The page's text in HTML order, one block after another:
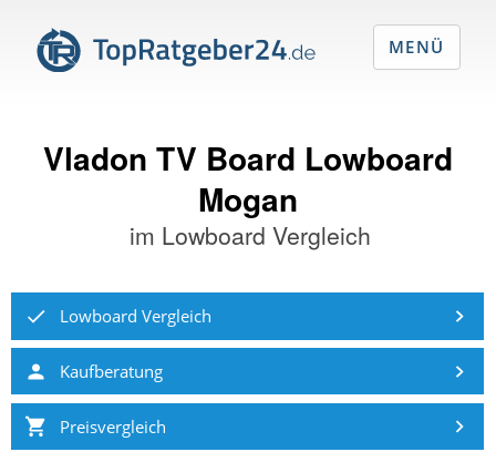
Vladon TV Board Lowboard
Mogan
im Lowboard Vergleich
Lowboard Vergleich
Kaufberatung
Preisvergleich
MENÜ